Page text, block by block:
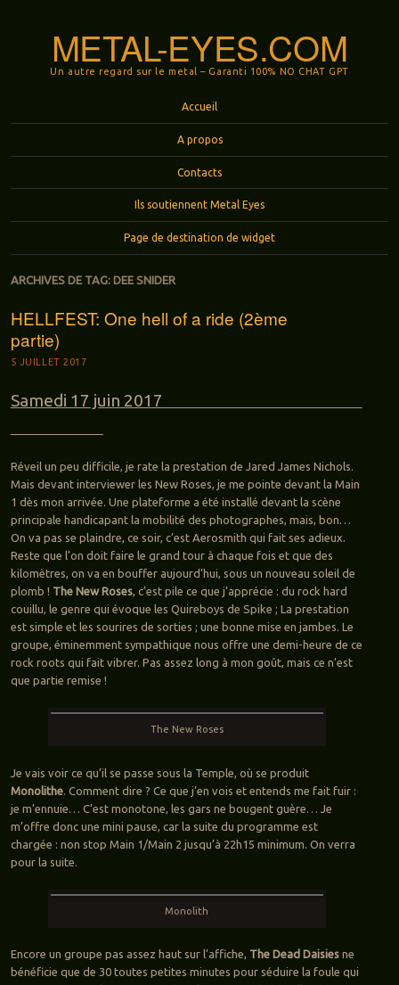
METAL-EYES.COM
Un autre regard sur le metal – Garanti 100% NO CHAT GPT
Accueil
A propos
Contacts
Ils soutiennent Metal Eyes
Page de destination de widget
ARCHIVES DE TAG: DEE SNIDER
HELLFEST: One hell of a ride (2ème
partie)
5 JUILLET 2017
Samedi 17 juin 2017
Réveil un peu difficile, je rate la prestation de Jared James Nichols.
Mais devant interviewer les New Roses, je me pointe devant la Main
1 dès mon arrivée. Une plateforme a été installé devant la scène
principale handicapant la mobilité des photographes, mais, bon…
On va pas se plaindre, ce soir, c’est Aerosmith qui fait ses adieux.
Reste que l’on doit faire le grand tour à chaque fois et que des
kilomètres, on va en bouffer aujourd’hui, sous un nouveau soleil de
plomb ! The New Roses, c’est pile ce que j’apprécie : du rock hard
couillu, le genre qui évoque les Quireboys de Spike ; La prestation
est simple et les sourires de sorties ; une bonne mise en jambes. Le
groupe, éminemment sympathique nous offre une demi-heure de ce
rock roots qui fait vibrer. Pas assez long à mon goût, mais ce n’est
que partie remise !
The New Roses
Je vais voir ce qu’il se passe sous la Temple, où se produit
Monolithe. Comment dire ? Ce que j’en vois et entends me fait fuir :
je m’ennuie… C’est monotone, les gars ne bougent guère… Je
m’offre donc une mini pause, car la suite du programme est
chargée : non stop Main 1/Main 2 jusqu’à 22h15 minimum. On verra
pour la suite.
Monolith
Encore un groupe pas assez haut sur l’affiche, The Dead Daisiesne
bénéficie que de 30 toutes petites minutes pour séduire la foule qui